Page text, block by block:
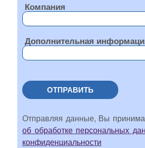
Компания
Дополнительная
ОТПРАВИТЬ
Отправляя данные, Вы
об обработке персональных
конфиденциальности